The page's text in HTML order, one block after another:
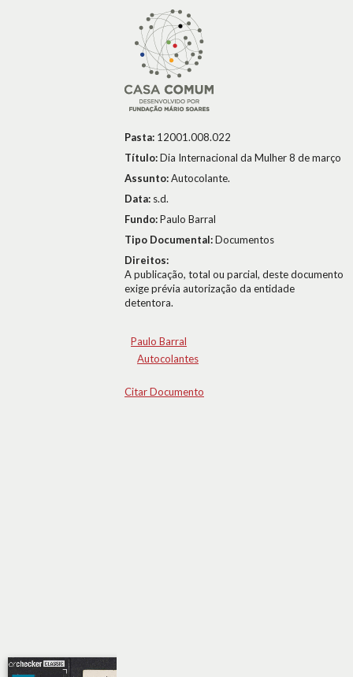
Pasta: 12001.008.022
Título:Dia Internacional da Mulher 8 de março
Assunto:Autocolante.
Data: s.d.
Fundo:Paulo Barral
Tipo Documental:Documentos
Direitos:
A publicação, total ou parcial, deste documento
exige prévia autorização da entidade
detentora.
Paulo Barral
Autocolantes
Citar Documento